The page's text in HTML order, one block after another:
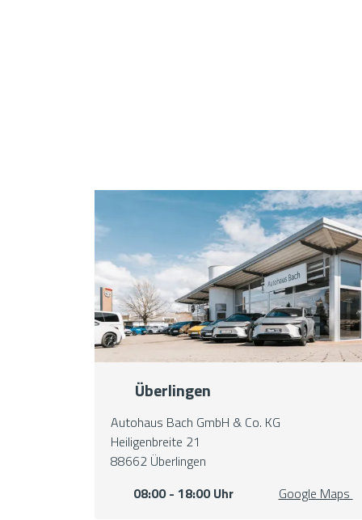
Überlingen
Autohaus Bach GmbH & Co. KG
Heiligenbreite 21
88662 Überlingen
08:00 - 18:00 Uhr Google Maps